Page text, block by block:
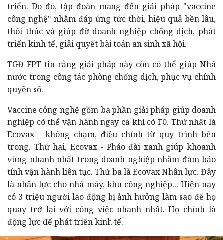
triển. Do đó, tập đoàn mang đến giải pháp "vaccine
công nghệ" nhằm đáp ứng tức thời, hiệu quả bền lâu,
thôi thúc và giúp đỡ doanh nghiệp chống dịch, phát
triển kinh tế, giải quyết bài toán an sinh xã hội.
TGĐ FPT tin rằng giải pháp này còn có thể giúp Nhà
nước trong công tác phòng chống dịch, phục vụ chính
quyền số.
Vaccine công nghệ gồm ba phần giải pháp giúp doanh
nghiệp có thể vận hành ngay cả khi có F0. Thứ nhất là
Ecovax - không chạm, điều chỉnh từ quy trình bên
trong. Thứ hai, Ecovax - Pháo đài xanh giúp khoanh
vùng nhanh nhất trong doanh nghiệp nhằm đảm bảo
tính vận hành liên tục. Thứ ba là Ecovax Nhân lực. Đây
là nhân lực cho nhà máy, khu công nghiệp... Hiện nay
có 3 triệu người lao động bị ảnh hưởng làm sao để họ
quay trở lại với công việc nhanh nhất. Họ chính là
động lực để phát triển kinh tế.